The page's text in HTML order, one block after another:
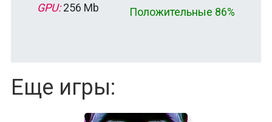
GPU:256 Mb
Положительные 86%
Еще игры: